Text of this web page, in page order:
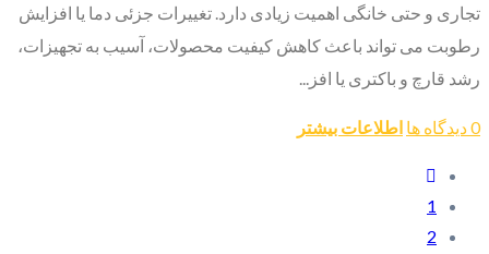
تجاری و حتی خانگی اهمیت زیادی دارد. تغییرات جزئی دما یا افزایش
رطوبت می تواند باعث کاهش کیفیت محصولات، آسیب به تجهیزات،
رشد قارچ و باکتری یا افز...
0 دیدگاه ها اطلاعات بیشتر
1
2